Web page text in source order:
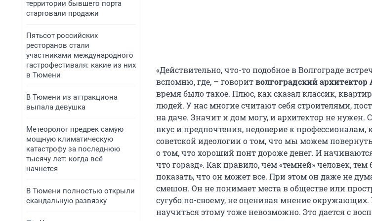
территории бывшего порта
стартовали продажи
Пятьсот российских
ресторанов стали
участниками международного
гастрофестиваля: какие из них
в Тюмени
В Тюмени из аттракциона
выпала девушка
Метеоролог предрек самую
мощную климатическую
катастрофу за последнюю
тысячу лет: когда всё
начнется
В Тюмени полностью открыли
скандальную развязку
«Действительно, что-то подобное в Волгограде
вспомню, где, – говоритволгоградский
время было такое. Плюс, как сказал классик,
людей. У нас многие считают себя строителями,
на даче. Значит и дом могу, и архитектор не
вкус и предпочтения, недоверие к профессионалам,
советской идеологии о том, что мы можем
о том, что хороший понт дороже денег. И
что горазд». Как правило, чем «темней» человек,
показать, что он может все. При этом он даже не
смешон. Он не понимает места в обществе или
сугубо по-своему, не оценивая мнение окружающих.
научиться этому тоже невозможно. Это дается с